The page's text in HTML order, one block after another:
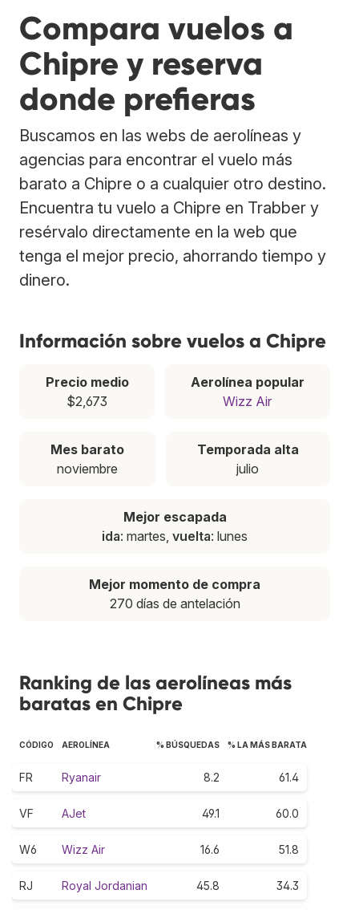
Compara vuelos a
Chipre y reserva
donde prefieras
Buscamos en las webs de aerolíneas y
agencias para encontrar el vuelo más
barato a Chipre o a cualquier otro destino.
Encuentra tu vuelo a Chipre en Trabber y
resérvalo directamente en la web que
tenga el mejor precio, ahorrando tiempo y
dinero.
Información sobre vuelos a Chipre
Precio medio
$2,673
Aerolínea popular
Wizz Air
Mes barato
noviembre
Temporada alta
julio
Mejor escapada
ida: martes, vuelta: lunes
Mejor momento de compra
270 días de antelación
Ranking de las aerolíneas más
baratas en Chipre
CÓDIGO AEROLÍNEA % BÚSQUEDAS % LA MÁS BARATA
FR Ryanair 8.2 61.4
VF AJet 49.1 60.0
W6 Wizz Air 16.6 51.8
RJ Royal Jordanian 45.8 34.3